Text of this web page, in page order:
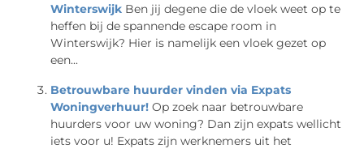
Winterswijk Ben jij degene die de vloek weet op te
heffen bij de spannende escape room in
Winterswijk? Hier is namelijk een vloek gezet op
een...
Betrouwbare huurder vinden via Expats
Woningverhuur! Op zoek naar betrouwbare
huurders voor uw woning? Dan zijn expats wellicht
iets voor u! Expats zijn werknemers uit het